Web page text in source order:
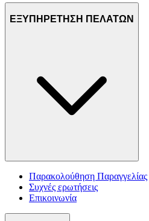
ΕΞΥΠΗΡΕΤΗΣΗ ΠΕΛΑΤΩΝ
Παρακολούθηση Παραγγελίας
Συχνές ερωτήσεις
Επικοινωνία